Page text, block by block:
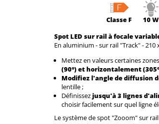
Classe F 10 W
Spot LED sur rail à focale
En aluminium - sur rail "Track" - 210
Mettez en valeurs certaines
(90°) et horizontalement
Modifiez l'angle de diffusion
lentille ;
Définissezjusqu'à 3 lignes
choisir facilement sur quel ligne
Le système de spot "Zooom" sur